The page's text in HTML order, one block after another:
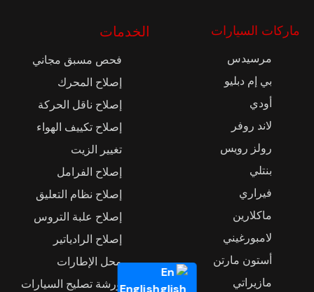
English
ماركات السيارات
مرسيدس
بي إم دبليو
أودي
لاند روفر
رولز رويس
بنتلي
فيراري
ماكلارين
لامبورغيني
أستون مارتن
مازيراتي
الخدمات
فحص مسبق مجاني
إصلاح المحرك
إصلاح ناقل الحركة
إصلاح تكييف الهواء
تغيير الزيت
إصلاح الفرامل
إصلاح نظام التعليق
إصلاح علبة التروس
إصلاح الرادياتير
محل الإطارات
ورشة تصليح السيارات